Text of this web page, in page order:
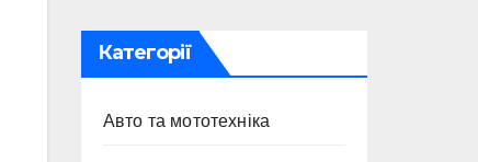
Категорії
Авто та мототехніка